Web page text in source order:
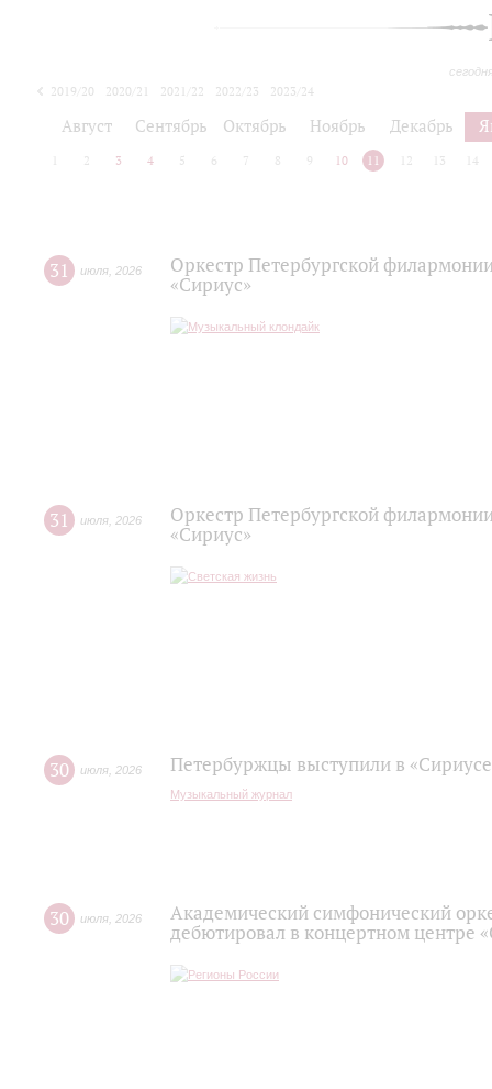
2019/20 2020/21 2021/22 2022/23
2023/24
Август Сентябрь Октябрь Ноябрь Декабрь
2 3 4 5 6 7 8 9 10 11 12 13 14
31 июля 2026
Оркестр Петербургской
«Сириус»
31 июля 2026
Оркестр Петербургской
«Сириус»
30 июля 2026 Петербуржцы выступили в
Музыкальный журнал
30 июля 2026
Академический симфонический
дебютировал в концертном центре